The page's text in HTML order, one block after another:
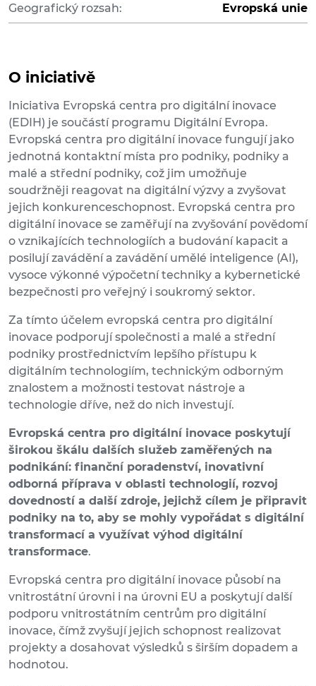
Geografický rozsah: Evropská unie
O iniciativě
Iniciativa Evropská centra pro digitální inovace
(EDIH) je součástí programu Digitální Evropa.
Evropská centra pro digitální inovace fungují jako
jednotná kontaktní místa pro podniky, podniky a
malé a střední podniky, což jim umožňuje
soudržněji reagovat na digitální výzvy a zvyšovat
jejich konkurenceschopnost. Evropská centra pro
digitální inovace se zaměřují na zvyšování povědomí
o vznikajících technologiích a budování kapacit a
posilují zavádění a zavádění umělé inteligence (AI),
vysoce výkonné výpočetní techniky a kybernetické
bezpečnosti pro veřejný i soukromý sektor.
Za tímto účelem evropská centra pro digitální
inovace podporují společnosti a malé a střední
podniky prostřednictvím lepšího přístupu k
digitálním technologiím, technickým odborným
znalostem a možnosti testovat nástroje a
technologie dříve, než do nich investují.
Evropská centra pro digitální inovace poskytují
širokou škálu dalších služeb zaměřených na
podnikání: finanční poradenství, inovativní
odborná příprava v oblasti technologií, rozvoj
dovedností a další zdroje, jejichž cílem je připravit
podniky na to, aby se mohly vypořádat s digitální
transformací a využívat výhod digitální
transformace.
Evropská centra pro digitální inovace působí na
vnitrostátní úrovni i na úrovni EU a poskytují další
podporu vnitrostátním centrům pro digitální
inovace, čímž zvyšují jejich schopnost realizovat
projekty a dosahovat výsledků s širším dopadem a
hodnotou.